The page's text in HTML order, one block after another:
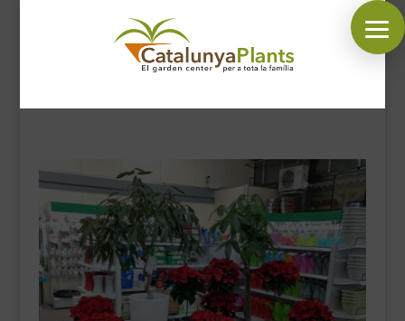
SÍGUENOS EN:
INICIO
PLANTAS
COMPLEMENTOS JARDÍN
MASCOTAS
DECORACIÓN